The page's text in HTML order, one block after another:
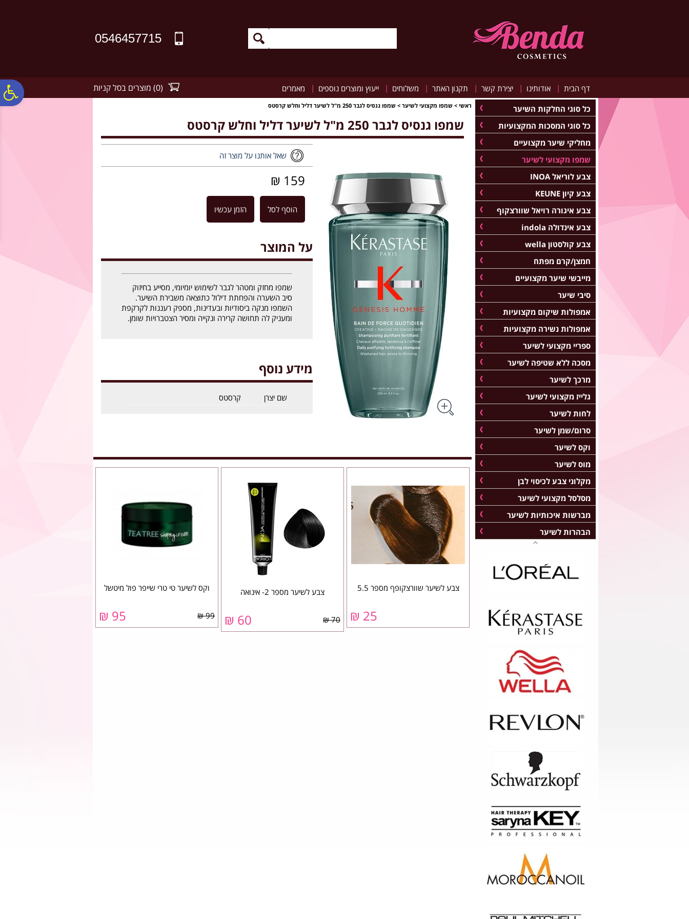
0546457715
דף הבית | אודותינו | יצירת קשר | תקנון האתר | משלוחים | ייעוץ ומוצרים נוספים | מאמרים (
0
) מוצרים בסל קניות
ראשי > שמפו מקצועי לשיער > שמפו גנסיס לגבר 250 מ"ל לשיער דליל וחלש קרסטס
שמפו גנסיס לגבר 250 מ"ל לשיער דליל וחלש קרסטס
שאל אותנו על מוצר זה
159 ₪
הוסף לסל הזמן עכשיו
על המוצר
שמפו מחזק ומטהר לגבר לשימוש יומיומי, מסייע בחיזוק
סיב השערה והפחתת דילול כתוצאה משבירת השיער.
השמפו מנקה ביסודיות ובעדינות, מספק רעננות לקרקפת
ומעניק לה תחושה קרירה ונקייה ומסיר הצטברויות שומן.
מידע נוסף
שם יצרן קרסטס
צבע לשיער שוורצקופף מספר 5.5
25 ₪
צבע לשיער מספר 2- אינואה
70 ₪
60 ₪
וקס לשיער טי טרי שייפר פול מיטשל
99 ₪
95 ₪
כל סוגי החלקות השיער
כל סוגי המסכות המקצועיות
מחליקי שיער מקצועיים
שמפו מקצועי לשיער
צבע לוריאל INOA
צבע קיון KEUNE
צבע איגורה רויאל שוורצקוף
צבע אינדולה indola
צבע קולסטון wella
חמצן/קרם מפתח
מייבשי שיער מקצועיים
סיבי שיער
אמפולות שיקום מקצועיות
אמפולות נשירה מקצועיות
ספריי מקצועי לשיער
מסכה ללא שטיפה לשיער
מרכך לשיער
גלייז מקצועי לשיער
לחות לשיער
סרום/שמן לשיער
וקס לשיער
מוס לשיער
מקלוני צבע לכיסוי לבן
מסלסל מקצועי לשיער
מברשות איכותיות לשיער
הבהרות לשיער